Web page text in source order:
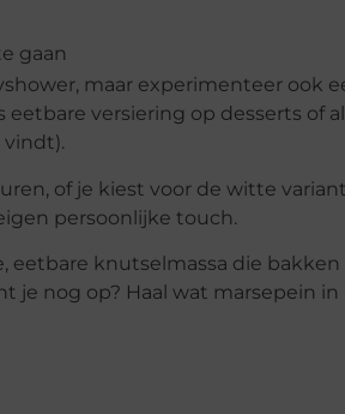
gaan
maar experimenteer ook
versiering op desserts of
of je kiest voor de witte
persoonlijke touch.
eetbare knutselmassa die bakken
je nog op? Haal wat marsepein in